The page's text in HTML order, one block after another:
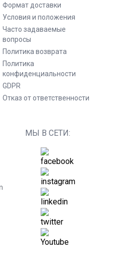
Формат доставки
Условия и положения
Часто задаваемые
вопросы
Политика возврата
Политика
конфиденциальности
GDPR
Отказ от ответственности
МЫ В СЕТИ: